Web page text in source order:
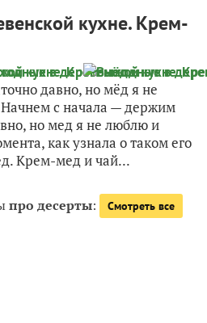
кухне. Крем-
давно, но мёд я не
с начала — держим
но мед я не люблю и
как узнала о таком его
Крем-мед и чай...
про десерты: Смотреть все